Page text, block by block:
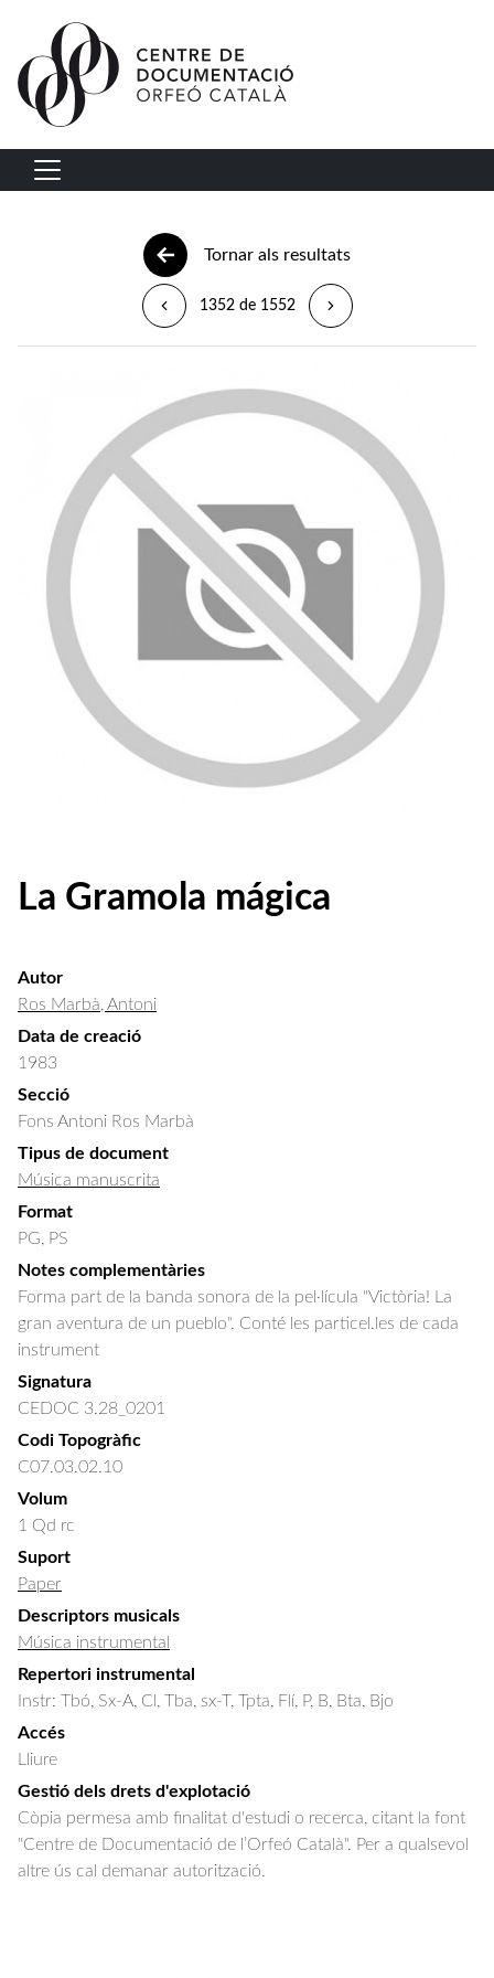
Vés al contingut
Navegació principal
Tornar als resultats
1352 de 1552
La Gramola mágica
Autor
Ros Marbà, Antoni
Data de creació
1983
Secció
Fons Antoni Ros Marbà
Tipus de document
Música manuscrita
Format
PG, PS
Notes complementàries
Forma part de la banda sonora de la pel·lícula "Victòria! La
gran aventura de un pueblo". Conté les particel.les de cada
instrument
Signatura
CEDOC 3.28_0201
Codi Topogràfic
C07.03.02.10
Volum
1 Qd rc
Suport
Paper
Descriptors musicals
Música instrumental
Repertori instrumental
Instr: Tbó, Sx-A, Cl, Tba, sx-T, Tpta, Flí, P, B, Bta, Bjo
Accés
Lliure
Gestió dels drets d'explotació
Còpia permesa amb finalitat d'estudi o recerca, citant la font
"Centre de Documentació de l’Orfeó Català". Per a qualsevol
altre ús cal demanar autorització.